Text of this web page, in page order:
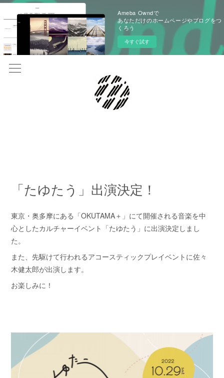
Ameba Owndで
あなただけのホームページやブログをつ
くろう
今すぐ試す
「たゆたう」出演決定！
東京・奥多摩にある「OKUTAMA＋」にて開催される音楽を中
心としたカルチャーイベント「たゆたう」に出演決定しまし
た。
また、先駆けて行われるアコースティックプレイベントに佐々
木健太郎が出演します。
お楽しみに！